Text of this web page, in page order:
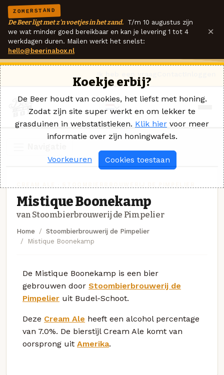
ZOMERSTAND
De Beer ligt met z'n voetjes in het zand. T/m 10 augustus zijn
we wat minder goed bereikbaar en kan je levering 1 tot 4
werkdagen duren. Mailen werkt het snelst:
hello@beerinabox.nl
×
Mistique Boonekamp
van Stoombierbrouwerij de Pimpelier
Home
Stoombierbrouwerij de Pimpelier
Mistique Boonekamp
De Mistique Boonekamp is een bier
gebrouwen door Stoombierbrouwerij de
Pimpelier uit Budel-Schoot.
Deze Cream Ale heeft een alcohol percentage
van 7.0%. De bierstijl Cream Ale komt van
oorsprong uit Amerika.
Koekje erbij?
De Beer houdt van cookies, het liefst met honing.
Zodat zijn site super werkt en om lekker te
grasduinen in webstatistieken. Klik hier voor meer
informatie over zijn honingwafels.
Voorkeuren Cookies toestaan